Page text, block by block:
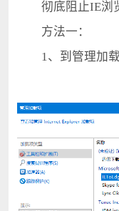
彻底阻止IE浏览
方法一：
1、到管理加载